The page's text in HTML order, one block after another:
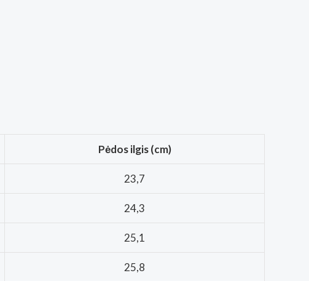
Pėdos ilgis (cm)
23,7
24,3
25,1
25,8